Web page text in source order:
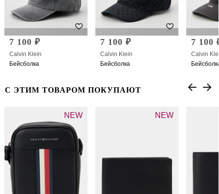
7 100 ₽
Calvin Klein
Бейсболка
7 100 ₽
Calvin Klein
Бейсболка
7 100
Calvin
С ЭТИМ ТОВАРОМ ПОКУПАЮТ
NEW NEW